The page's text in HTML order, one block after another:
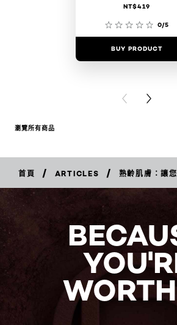
NT$419
0/5
BUY PRODUCT
PREVIOUS
NEXT
瀏覽所有商品
首頁 / ARTICLES / 熟齡肌膚：讓